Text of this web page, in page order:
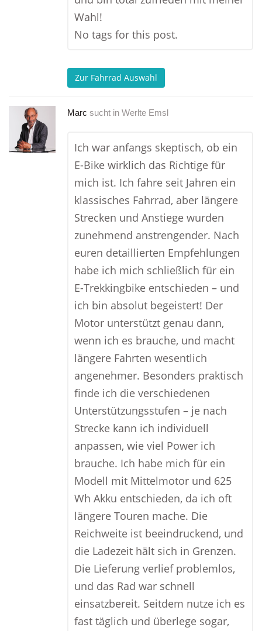
Wahl!
No tags for this post.
Zur Fahrrad Auswahl
Marc sucht in Werlte Emsl
Ich war anfangs skeptisch, ob ein
E-Bike wirklich das Richtige für
mich ist. Ich fahre seit Jahren ein
klassisches Fahrrad, aber längere
Strecken und Anstiege wurden
zunehmend anstrengender. Nach
euren detaillierten Empfehlungen
habe ich mich schließlich für ein
E-Trekkingbike entschieden – und
ich bin absolut begeistert! Der
Motor unterstützt genau dann,
wenn ich es brauche, und macht
längere Fahrten wesentlich
angenehmer. Besonders praktisch
finde ich die verschiedenen
Unterstützungsstufen – je nach
Strecke kann ich individuell
anpassen, wie viel Power ich
brauche. Ich habe mich für ein
Modell mit Mittelmotor und 625
Wh Akku entschieden, da ich oft
längere Touren mache. Die
Reichweite ist beeindruckend, und
die Ladezeit hält sich in Grenzen.
Die Lieferung verlief problemlos,
und das Rad war schnell
einsatzbereit. Seitdem nutze ich es
fast täglich und überlege sogar,